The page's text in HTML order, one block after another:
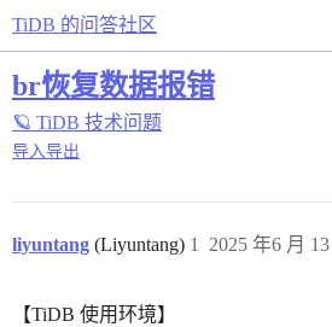
TiDB 的问答社区
br恢复数据报错
🪐 TiDB 技术问题
导入导出
liyuntang (Liyuntang) 2025 年6 月
1
【TiDB 使用环境】